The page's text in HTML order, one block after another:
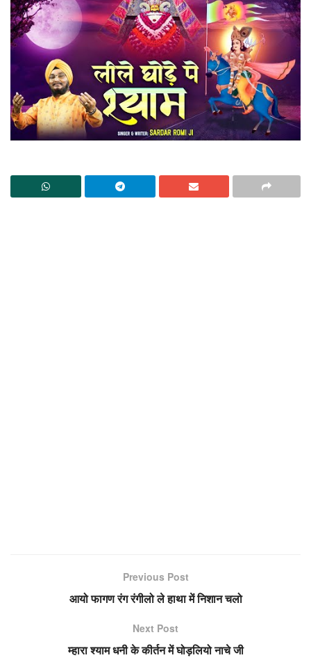
Previous Post
आयो फागण रंग रंगीलो ले हाथा में निशान चलो
Next Post
म्हारा श्याम धनी के कीर्तन में घोड़लियो नाचे जी